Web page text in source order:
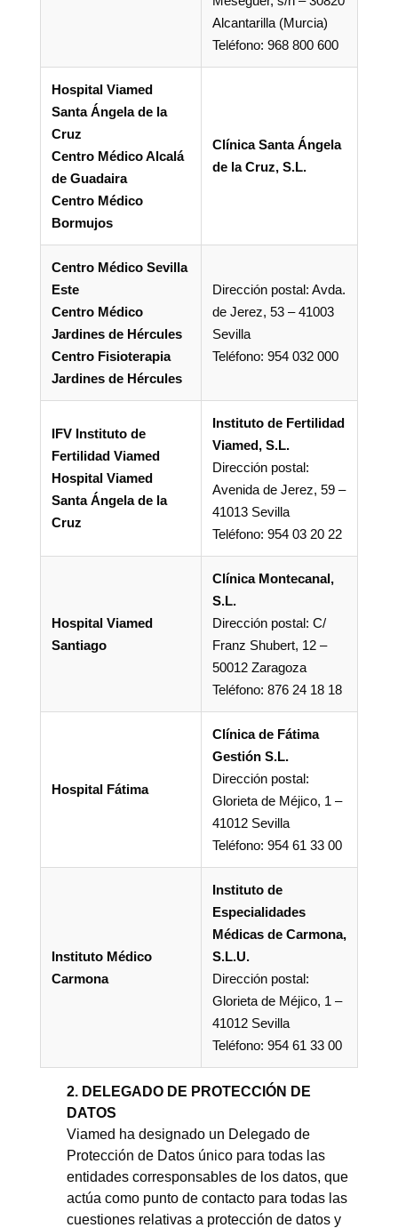
Alcantarilla (Murcia)
Teléfono: 968 800 600
Hospital Viamed
Santa Ángela de la
Cruz
Centro Médico Alcalá
de Guadaira
Centro Médico
Bormujos
Clínica Santa Ángela
de la Cruz, S.L.
Centro Médico Sevilla
Este
Centro Médico
Jardines de Hércules
Centro Fisioterapia
Jardines de Hércules
Dirección postal: Avda.
de Jerez, 53 – 41003
Sevilla
Teléfono: 954 032 000
IFV Instituto de
Fertilidad Viamed
Hospital Viamed
Santa Ángela de la
Cruz
Instituto de Fertilidad
Viamed, S.L.
Dirección postal:
Avenida de Jerez, 59 –
41013 Sevilla
Teléfono: 954 03 20 22
Hospital Viamed
Santiago
Clínica Montecanal,
S.L.
Dirección postal: C/
Franz Shubert, 12 –
50012 Zaragoza
Teléfono: 876 24 18 18
Hospital Fátima
Clínica de Fátima
Gestión S.L.
Dirección postal:
Glorieta de Méjico, 1 –
41012 Sevilla
Teléfono: 954 61 33 00
Instituto Médico
Carmona
Instituto de
Especialidades
Médicas de Carmona,
S.L.U.
Dirección postal:
Glorieta de Méjico, 1 –
41012 Sevilla
Teléfono: 954 61 33 00
2. DELEGADO DE PROTECCIÓN DE
DATOS
Viamed ha designado un Delegado de
Protección de Datos único para todas las
entidades corresponsables de los datos, que
actúa como punto de contacto para todas las
cuestiones relativas a protección de datos y